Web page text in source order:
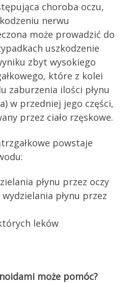
choroba oczu,
nerwu
może prowadzić do
uszkodzenie
zbyt wysokiego
które z kolei
zaburzenia ilości płynu
w przedniej jego części,
przez ciało rzęskowe.
powstaje
płynu przez oczy
płynu przez
leków
może pomóc?